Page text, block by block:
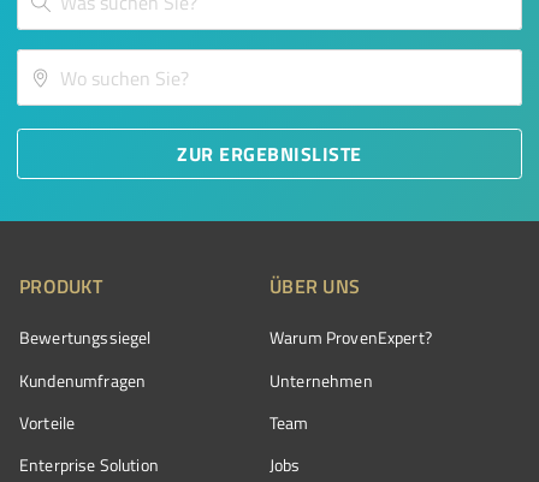
ZUR ERGEBNISLISTE
PRODUKT
Bewertungssiegel
Kundenumfragen
Vorteile
Enterprise Solution
ÜBER UNS
Warum ProvenExpert?
Unternehmen
Team
Jobs